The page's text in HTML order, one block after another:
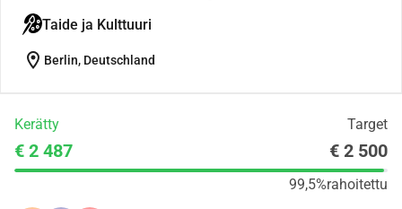
Taide ja Kulttuuri
location_on Berlin, Deutschland
Kerätty Target
€ 2 487 € 2 500
99,5%rahoitettu